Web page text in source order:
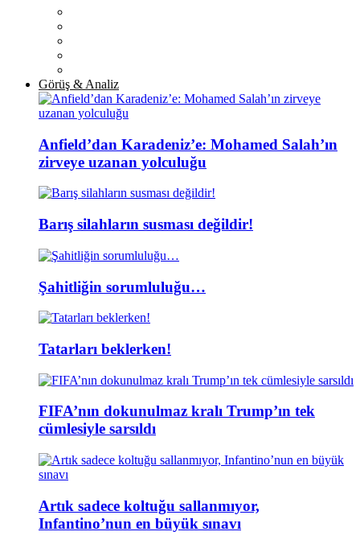
Görüş & Analiz
Anfield’dan Karadeniz’e: Mohamed Salah’ın
zirveye uzanan yolculuğu
Barış silahların susması değildir!
Şahitliğin sorumluluğu…
Tatarları beklerken!
FIFA’nın dokunulmaz kralı Trump’ın tek
cümlesiyle sarsıldı
Artık sadece koltuğu sallanmıyor,
Infantino’nun en büyük sınavı